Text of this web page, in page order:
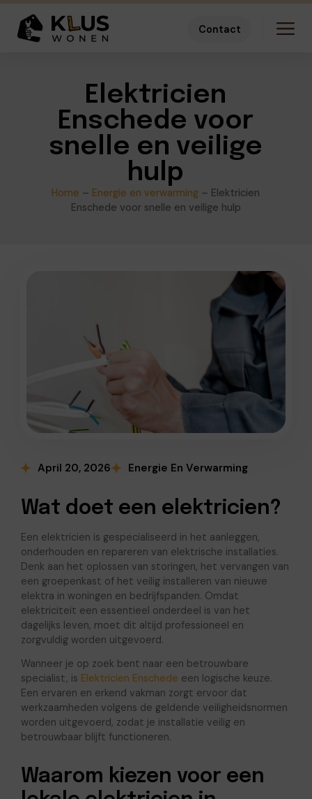
Contact
Elektricien
Enschede voor
snelle en veilige
hulp
Home – Energie en verwarming – Elektricien
Enschede voor snelle en veilige hulp
April 20, 2026 Energie En Verwarming
Wat doet een elektricien?
Een elektricien is gespecialiseerd in het aanleggen,
onderhouden en repareren van elektrische installaties.
Denk aan het oplossen van storingen, het vervangen van
een groepenkast of het veilig installeren van nieuwe
elektra in woningen en bedrijfspanden. Omdat
elektriciteit een essentieel onderdeel is van het
dagelijks leven, moet dit altijd professioneel en
zorgvuldig worden uitgevoerd.
Wanneer je op zoek bent naar een betrouwbare
specialist, is Elektricien Enschede een logische keuze.
Een ervaren en erkend vakman zorgt ervoor dat
werkzaamheden volgens de geldende veiligheidsnormen
worden uitgevoerd, zodat je installatie veilig en
betrouwbaar blijft functioneren.
Waarom kiezen voor een